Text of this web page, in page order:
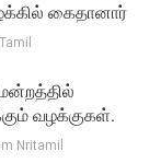
கைதானார்
வழக்குகள்.
Nritamil